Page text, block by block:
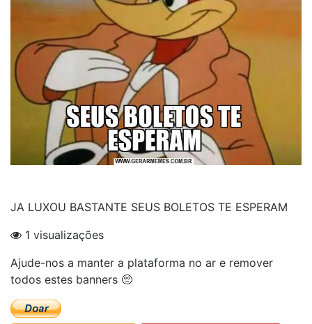
JA LUXOU BASTANTE SEUS BOLETOS TE ESPERAM
1 visualizações
Ajude-nos a manter a plataforma no ar e remover
todos estes banners 🥺